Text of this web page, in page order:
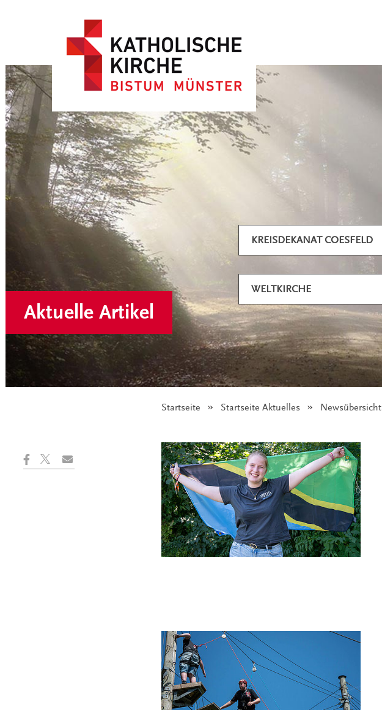
Aktuelle Artikel
Artikel filtern KREISDEKANAT COESFELD
WELTKIRCHE
Startseite Startseite Aktuelles Angezeigt:
Newsübersicht